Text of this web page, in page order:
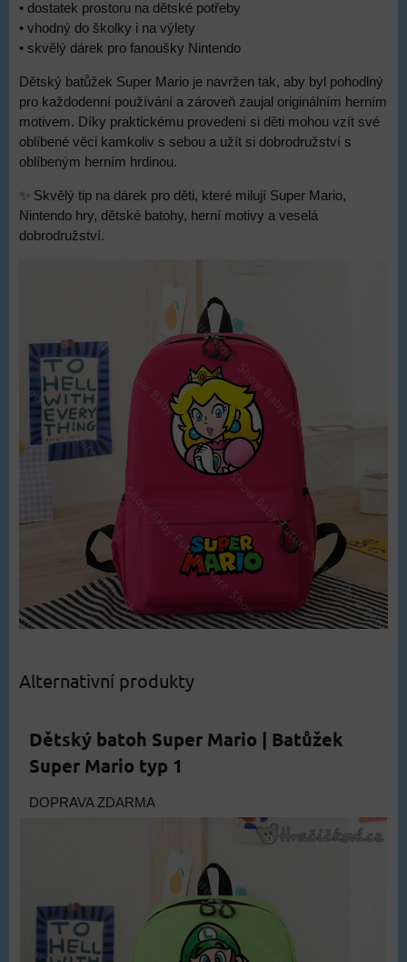
• dostatek prostoru na dětské potřeby
• vhodný do školky i na výlety
• skvělý dárek pro fanoušky Nintendo
Dětský batůžek Super Mario je navržen tak, aby byl pohodlný
pro každodenní používání a zároveň zaujal originálním herním
motivem. Díky praktickému provedení si děti mohou vzít své
oblíbené věci kamkoliv s sebou a užít si dobrodružství s
oblíbeným herním hrdinou.
✨ Skvělý tip na dárek pro děti, které milují Super Mario,
Nintendo hry, dětské batohy, herní motivy a veselá
dobrodružství.
Alternativní produkty
Dětský batoh Super Mario | Batůžek
Super Mario typ 1
DOPRAVA ZDARMA